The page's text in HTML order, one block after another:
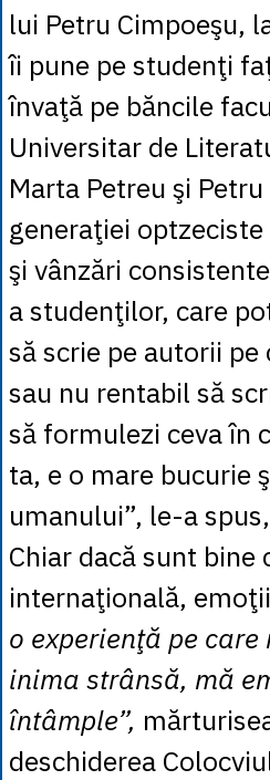
lui Petru Cimpoeşu,
îi pune pe studenţi
învaţă pe băncile
Universitar de
Marta Petreu şi
generaţiei
şi vânzări
a studenţilor, care
să scrie pe autorii pe
sau nu rentabil să
să formulezi ceva în
ta, e o mare bucurie
umanului”, le-a
Chiar dacă sunt bine
internaţională,
o experienţă pe
inima strânsă, mă
întâmple”,
deschiderea